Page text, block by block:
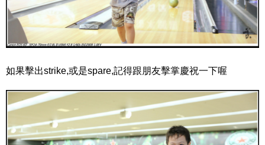
如果擊出strike,或是spare,記得跟朋友擊掌慶祝一下喔